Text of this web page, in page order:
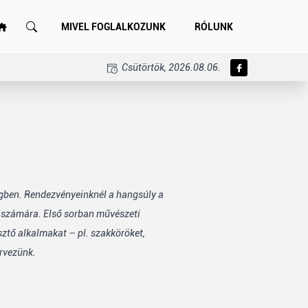
MIVEL FOGLALKOZUNK RÓLUNK
Csütörtök, 2026.08.06.
Rendezvényeinknél a hangsúly a
Első sorban művészeti
alkalmakat – pl. szakköröket,